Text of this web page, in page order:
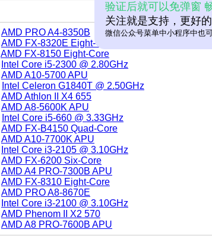
AMD PRO A4-8350B
AMD FX-8320E Eight-Core
AMD FX-8150 Eight-Core
Intel Core i5-2300 @ 2.80GHz
AMD A10-5700 APU
Intel Celeron G1840T @ 2.50GHz
AMD Athlon II X4 655
AMD A8-5600K APU
Intel Core i5-660 @ 3.33GHz
AMD FX-B4150 Quad-Core
AMD A10-7700K APU
Intel Core i3-2105 @ 3.10GHz
AMD FX-6200 Six-Core
AMD A4 PRO-7300B APU
AMD FX-8310 Eight-Core
AMD PRO A8-8670E
Intel Core i3-2100 @ 3.10GHz
AMD Phenom II X2 570
AMD A8 PRO-7600B APU
验证后就可以免弹窗
关注就是支持，更好
微信公众号菜单中小程序中也